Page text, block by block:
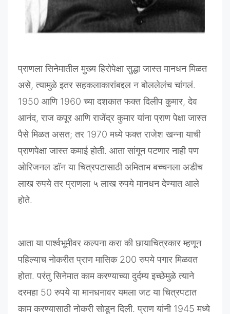
प्राणला सिनेमातील मुख्य हिरोपेक्षा सुद्धा जास्त मानधन मिळत
असे,त्यामुळे इतर सहकलाकारांबद्दल न बोललेलंच चांगलं.
1950 आणि 1960च्या दशकात फक्त दिलीप कुमार,देव
आनंद,राज कपूर आणि राजेंद्र कुमार यांना प्राण पेक्षा जास्त
पैसे मिळत असत;तर 1970मध्ये फक्त राजेश खन्ना याची
प्राणपेक्षा जास्त कमाई होती. आता सांगून पटणार नाही पण
ओरिजनल डॉन या चित्रपटासाठी अमिताभ बच्चनला अडीच
लाख रुपये तर प्राणला ५ लाख रुपये मानधन देण्यात आले
होते.
आता या पार्श्‍वभूमीवर कल्पना करा की छायाचित्रकार म्हणून
पहिल्याच नोकरीत प्राण मासिक200रुपये पगार मिळवत
होता.परंतु सिनेमात काम करण्याच्या दुर्दम्य इच्छेमुळे त्याने
दरमहा50रुपये या मानधनावर यमला जट या चित्रपटात
काम करण्यासाठी नोकरी सोडून दिली.प्राण यांनी1945मध्ये